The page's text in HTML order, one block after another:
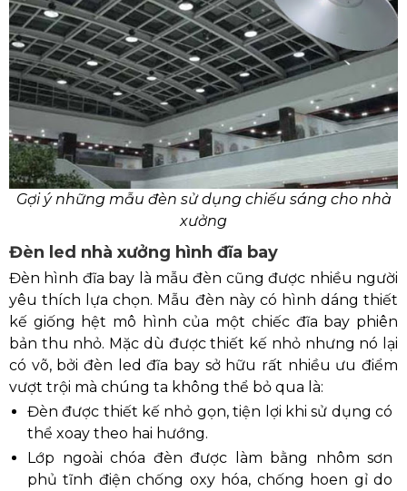
Gợi ý những mẫu đèn sử dụng chiếu sáng cho nhà
xưởng
Đèn led nhà xưởng hình đĩa bay
Đèn hình đĩa bay là mẫu đèn cũng được nhiều người
yêu thích lựa chọn. Mẫu đèn này có hình dáng thiết
kế giống hệt mô hình của một chiếc đĩa bay phiên
bản thu nhỏ. Mặc dù được thiết kế nhỏ nhưng nó lại
có võ, bởi đèn led đĩa bay sở hữu rất nhiều ưu điểm
vượt trội mà chúng ta không thể bỏ qua là:
Đèn được thiết kế nhỏ gọn, tiện lợi khi sử dụng có
thể xoay theo hai hướng.
Lớp ngoài chóa đèn được làm bằng nhôm sơn
phủ tĩnh điện chống oxy hóa, chống hoen gỉ do